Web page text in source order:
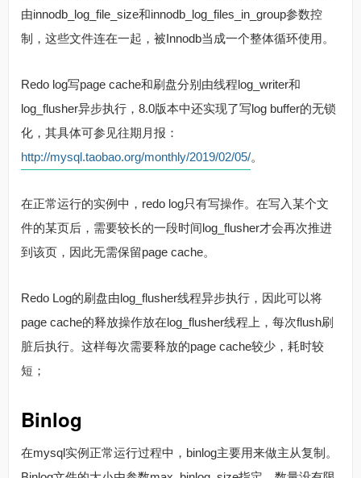
由innodb_log_file_size和innodb_log_files_in_group参数控
制，这些文件连在一起，被Innodb当成一个整体循环使用。
Redo log写page cache和刷盘分别由线程log_writer和
log_flusher异步执行，8.0版本中还实现了写log buffer的无锁
化，其具体可参见往期月报：
http://mysql.taobao.org/monthly/2019/02/05/。
在正常运行的实例中，redo log只有写操作。在写入某个文
件的某页后，需要较长的一段时间log_flusher才会再次推进
到该页，因此无需保留page cache。
Redo Log的刷盘由log_flusher线程异步执行，因此可以将
page cache的释放操作放在log_flusher线程上，每次flush刷
脏后执行。这样每次需要释放的page cache较少，耗时较
短；
Binlog
在mysql实例正常运行过程中，binlog主要用来做主从复制。